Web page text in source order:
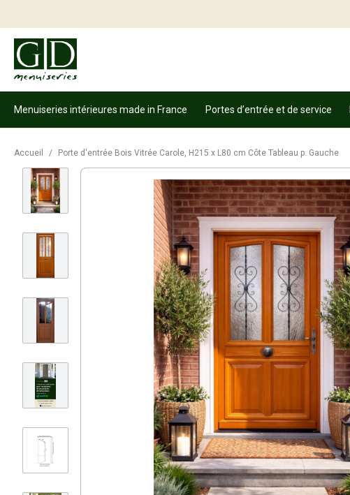
Menuiseries intérieures made in France Portes d’entrée et de service
Accueil / Porte d'entrée Bois Vitrée Carole, H215 x L80 cm Côte Tableau p. Gauche